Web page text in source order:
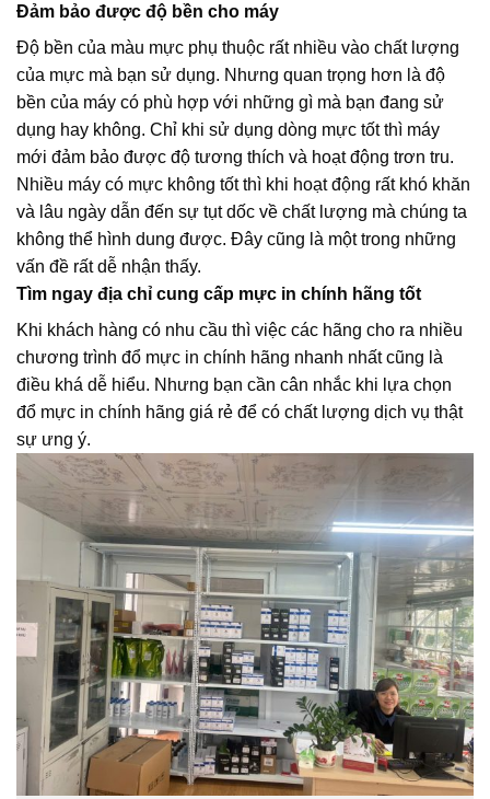
Đảm bảo được độ bền cho máy
Độ bền của màu mực phụ thuộc rất nhiều vào chất lượng
của mực mà bạn sử dụng. Nhưng quan trọng hơn là độ
bền của máy có phù hợp với những gì mà bạn đang sử
dụng hay không. Chỉ khi sử dụng dòng mực tốt thì máy
mới đảm bảo được độ tương thích và hoạt động trơn tru.
Nhiều máy có mực không tốt thì khi hoạt động rất khó khăn
và lâu ngày dẫn đến sự tụt dốc về chất lượng mà chúng ta
không thể hình dung được. Đây cũng là một trong những
vấn đề rất dễ nhận thấy.
Tìm ngay địa chỉ cung cấp mực in chính hãng tốt
Khi khách hàng có nhu cầu thì việc các hãng cho ra nhiều
chương trình đổ mực in chính hãng nhanh nhất cũng là
điều khá dễ hiểu. Nhưng bạn cần cân nhắc khi lựa chọn
đổ mực in chính hãng giá rẻ để có chất lượng dịch vụ thật
sự ưng ý.